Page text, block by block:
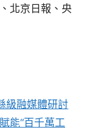
北京日報、央
級融媒體研討
能“百千萬工